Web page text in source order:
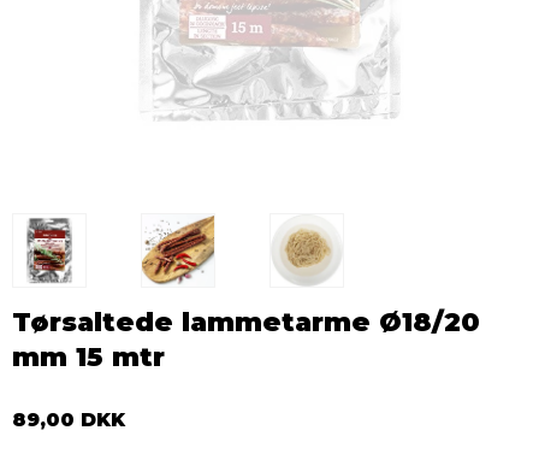
Tørsaltede lammetarme Ø18/20
mm 15 mtr
89,00 DKK